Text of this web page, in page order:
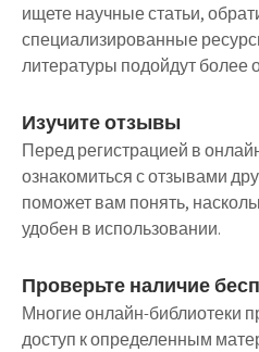
ищете научные статьи,
специализированные
литературы подойдут более
Изучите отзывы
Перед регистрацией в
ознакомиться с отзывами
поможет вам понять,
удобен в использовании.
Проверьте наличие
Многие онлайн-библиотеки
доступ к определенным